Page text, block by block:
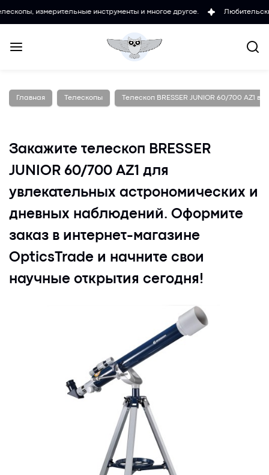
инструменты и многое другое. Любительские и
Главная Телескопы Телескоп BRESSER JUNIOR 60/700 AZ1 в
Закажите телескоп BRESSER
JUNIOR 60/700 AZ1 для
увлекательных астрономических и
дневных наблюдений. Оформите
заказ в интернет-магазине
OpticsTrade и начните свои
научные открытия сегодня!